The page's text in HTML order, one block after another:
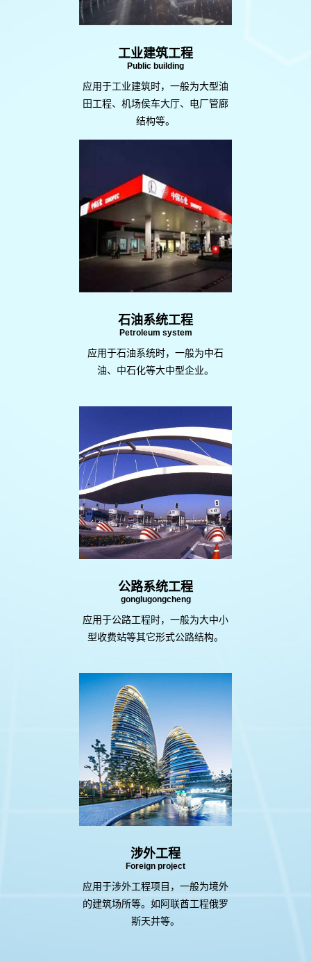
工业建筑工程
Public building
应用于工业建筑时，一般为大型油
田工程、机场侯车大厅、电厂管廊
结构等。
石油系统工程
Petroleum system
应用于石油系统时，一般为中石
油、中石化等大中型企业。
公路系统工程
gonglugongcheng
应用于公路工程时，一般为大中小
型收费站等其它形式公路结构。
涉外工程
Foreign project
应用于涉外工程项目，一般为境外
的建筑场所等。如阿联酋工程俄罗
斯天井等。